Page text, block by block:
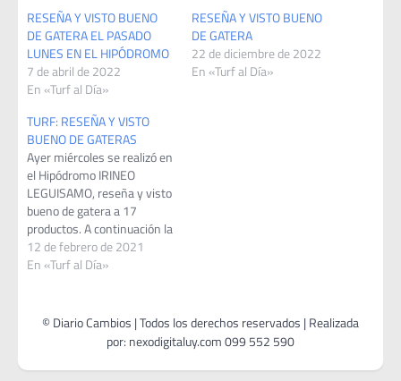
RESEÑA Y VISTO BUENO
DE GATERA EL PASADO
LUNES EN EL HIPÓDROMO
7 de abril de 2022
En «Turf al Día»
RESEÑA Y VISTO BUENO
DE GATERA
22 de diciembre de 2022
En «Turf al Día»
TURF: RESEÑA Y VISTO
BUENO DE GATERAS
Ayer miércoles se realizó en
el Hipódromo IRINEO
LEGUISAMO, reseña y visto
bueno de gatera a 17
productos. A continuación la
lista: GAVIOTA, BOM DIA,
GENTE, BLUETOOTH, SE
CHAPUZON, DELACASA,
MACARELO, BIG JUPA,
TROYA MG, RENTREE,
RENDIJA, EL ANDALUZ Y
12 de febrero de 2021
En «Turf al Día»